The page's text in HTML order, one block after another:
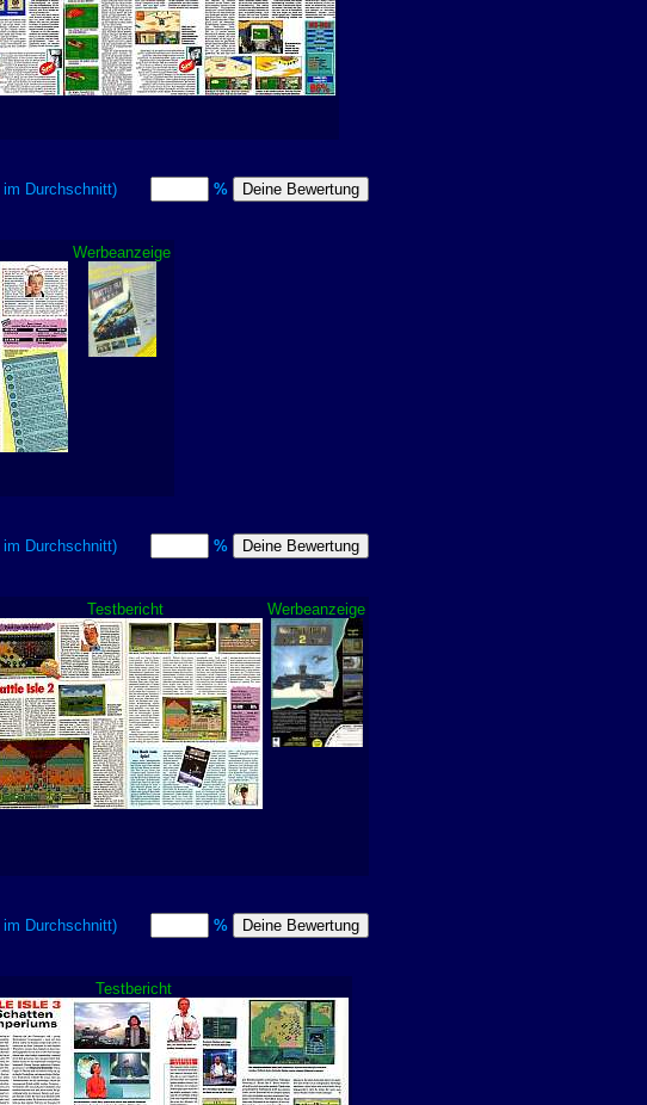
im Durchschnitt) %
Werbeanzeige
im Durchschnitt) %
Testbericht Werbeanzeige
im Durchschnitt) %
Testbericht